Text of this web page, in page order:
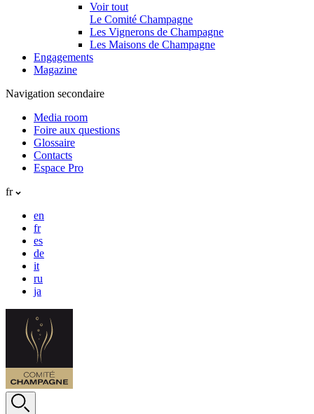
Voir tout
Le Comité Champagne
Les Vignerons de Champagne
Les Maisons de Champagne
Engagements
Magazine
Navigation secondaire
Media room
Foire aux questions
Glossaire
Contacts
Espace Pro
fr
en
fr
es
de
it
ru
ja